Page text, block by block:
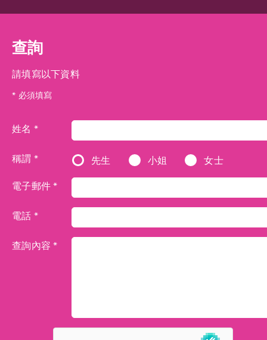
查詢
請填寫以下資料
* 必須填寫
姓名 *
稱謂 * 先生 小姐
女士
電子郵件 *
電話 *
查詢內容 *